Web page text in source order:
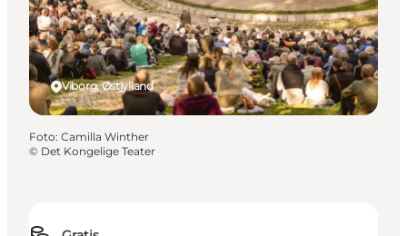
Viborg, Østjylland
Foto: Camilla Winther
© Det Kongelige Teater